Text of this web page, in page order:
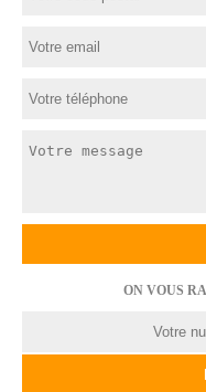
ON VOUS